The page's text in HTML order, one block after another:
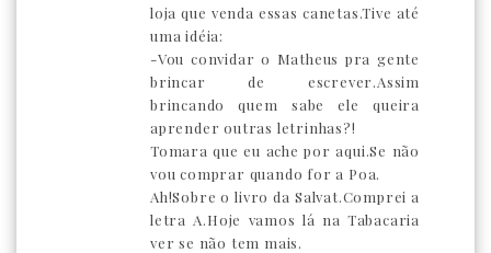
loja que venda essas canetas.Tive até
uma idéia:
-Vou convidar o Matheus pra gente
brincar de escrever.Assim
brincando quem sabe ele queira
aprender outras letrinhas?!
Tomara que eu ache por aqui.Se não
vou comprar quando for a Poa.
Ah!Sobre o livro da Salvat.Comprei a
letra A.Hoje vamos lá na Tabacaria
ver se não tem mais.